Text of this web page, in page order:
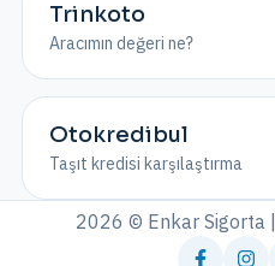
Trinkoto
Aracımın değeri ne?
Otokredibul
Taşıt kredisi karşılaştırma
2026 © Enkar Sigorta |